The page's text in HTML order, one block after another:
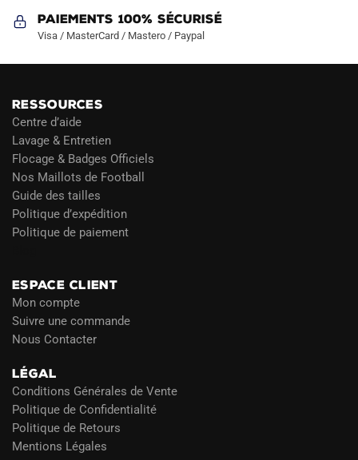
Paiements 100% Sécurisé
Visa / MasterCard / Mastero / Paypal
RESSOURCES
Centre d’aide
Lavage & Entretien
Flocage & Badges Officiels
Nos Maillots de Football
Guide des tailles
Politique d’expédition
Politique de paiement
ESPACE CLIENT
Mon compte
Suivre une commande
Nous Contacter
LÉGAL
Conditions Générales de Vente
Politique de Confidentialité
Politique de Retours
Mentions Légales